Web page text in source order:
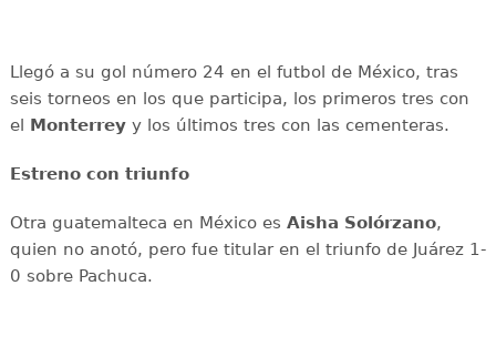
Llegó a su gol número 24 en el futbol de México, tras
seis torneos en los que participa, los primeros tres con
el Monterreyy los últimos tres con las cementeras.
Estreno con triunfo
Otra guatemalteca en México es Aisha Solórzano,
quien no anotó, pero fue titular en el triunfo de Juárez 1-
0 sobre Pachuca.